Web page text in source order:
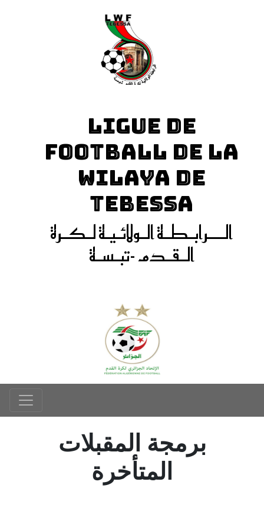
LIGUE DE
FOOTBALL DE LA
WILAYA DE
TEBESSA
الـــرابـطـة الـولائـيـة لـكـرة
الـقـدم -تبـسـة
برمجة المقبلات
المتأخرة